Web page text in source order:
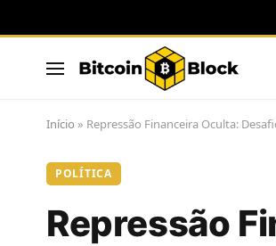
Início » Repressão Financeira Oculta:
POLÍTICA
Repressão